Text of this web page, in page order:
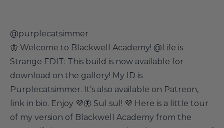
@purplecatsimmer
🦋 Welcome to Blackwell Academy! @Life is
Strange EDIT: This build is now available for
download on the gallery! My ID is
Purplecatsimmer. It’s also available on Patreon,
link in bio. Enjoy 💜🦋 Sul sul! 💜 Here is a little tour
of my version of Blackwell Academy from the